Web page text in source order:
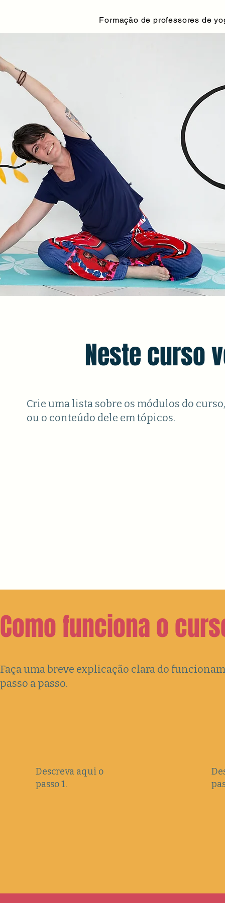
Formação de professores de
Neste curso
Crie uma lista sobre os módulos do curso,
ou o conteúdo dele em tópicos.
Como funciona o
Faça uma breve explicação clara do
passo a passo.
Descreva aqui o
passo 1.